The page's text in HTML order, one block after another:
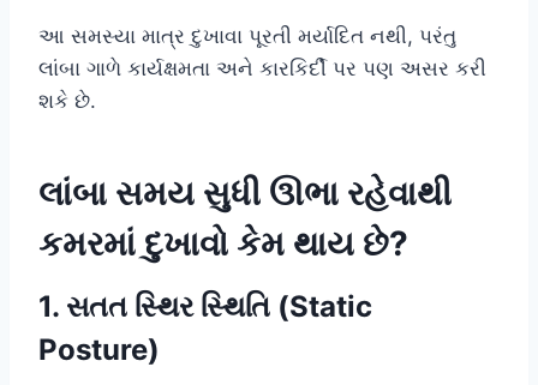
આ સમસ્યા માત્ર દુખાવા પૂરતી મર્યાદિત નથી, પરંતુ
લાંબા ગાળે કાર્યક્ષમતા અને કારકિર્દી પર પણ અસર કરી
શકે છે.
લાંબા સમય સુધી ઊભા રહેવાથી
કમરમાં દુખાવો કેમ થાય છે?
1. સતત સ્થિર સ્થિતિ (Static
Posture)